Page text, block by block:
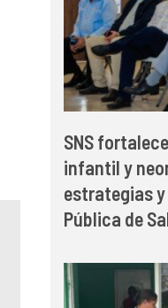
SNS
infantil y
estrategias y
Pública de